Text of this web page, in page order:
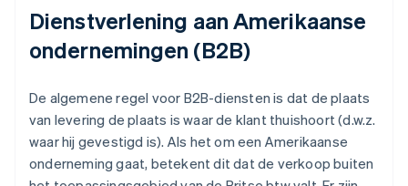
Dienstverlening aan Amerikaanse
ondernemingen (B2B)
De algemene regel voor B2B-diensten is dat de plaats
van levering de plaats is waar de klant thuishoort (d.w.z.
waar hij gevestigd is). Als het om een Amerikaanse
onderneming gaat, betekent dit dat de verkoop buiten